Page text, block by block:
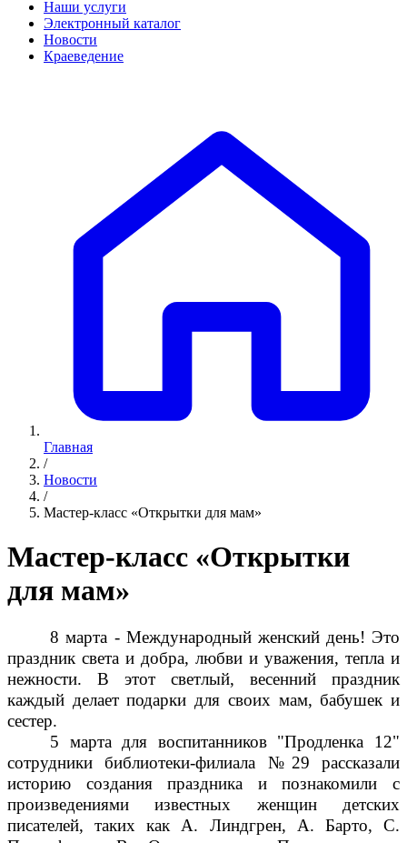
Наши услуги
Электронный каталог
Новости
Краеведение
Главная
/
Новости
/
Мастер-класс «Открытки для мам»
Мастер-класс «Открытки
для мам»
8 марта - Международный женский день! Это
праздник света и добра, любви и уважения, тепла и
нежности. В этот светлый, весенний праздник
каждый делает подарки для своих мам, бабушек и
сестер.
5 марта для воспитанников "Продленка 12"
сотрудники библиотеки-филиала №29 рассказали
историю создания праздника и познакомили с
произведениями известных женщин детских
писателей, таких как А. Линдгрен, А. Барто, С.